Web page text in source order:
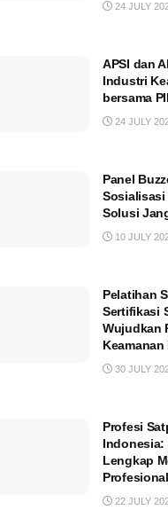
24 JULY
APSI dan
Industri
bersama
24 JULY
Panel
Sosialisasi
Solusi
10 JULY
Pelatihan
Sertifikasi
Wujudkan
30 JULY
Profesi
Indonesia:
Lengkap
Profesional
22 JULY